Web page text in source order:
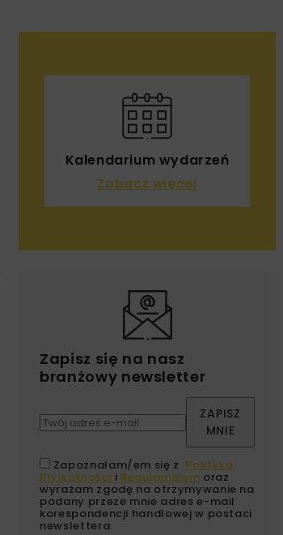
Kalendarium wydarzeń
Zobacz więcej
Zapisz się na nasz
branżowy newsletter
ZAPISZ
MNIE
Zapoznałam/em się z Polityką
Prywatności i Regulaminem oraz
wyrażam zgodę na otrzymywanie na
podany przeze mnie adres e-mail
korespondencji handlowej w postaci
newslettera.